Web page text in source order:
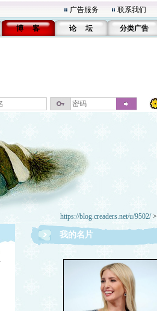
广告服务 联系我们
博 客 论 坛 分类广告
https://blog.creaders.net/u/9502/>
我的名片